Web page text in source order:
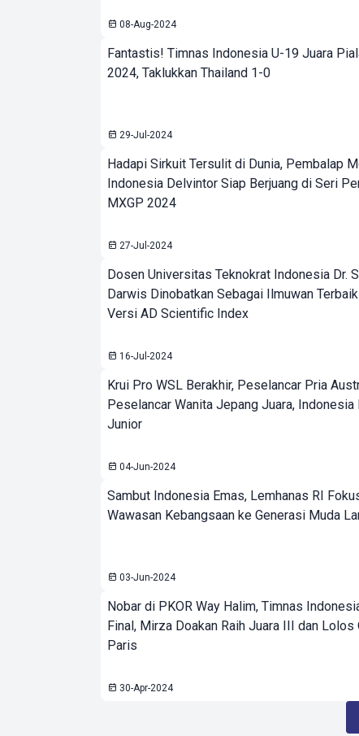
08-Aug-2024
Fantastis! Timnas Indonesia U-19 Juara
2024, Taklukkan Thailand 1-0
29-Jul-2024
Hadapi Sirkuit Tersulit di Dunia, Pembalap
Indonesia Delvintor Siap Berjuang di Seri
MXGP 2024
27-Jul-2024
Dosen Universitas Teknokrat Indonesia Dr.
Darwis Dinobatkan Sebagai Ilmuwan
Versi AD Scientific Index
16-Jul-2024
Krui Pro WSL Berakhir, Peselancar Pria
Peselancar Wanita Jepang Juara, Indonesia
Junior
04-Jun-2024
Sambut Indonesia Emas, Lemhanas RI
Wawasan Kebangsaan ke Generasi Muda
03-Jun-2024
Nobar di PKOR Way Halim, Timnas
Final, Mirza Doakan Raih Juara III dan Lolos
Paris
30-Apr-2024